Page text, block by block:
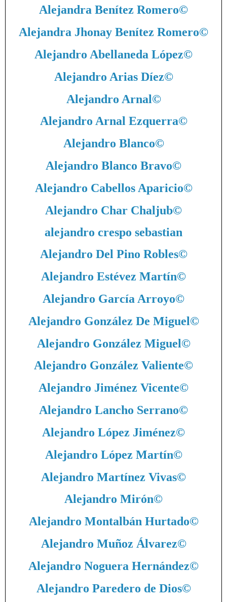
Alejandra Benítez Romero©
Alejandra Jhonay Benítez Romero©
Alejandro Abellaneda López©
Alejandro Arias Díez©
Alejandro Arnal©
Alejandro Arnal Ezquerra©
Alejandro Blanco©
Alejandro Blanco Bravo©
Alejandro Cabellos Aparicio©
Alejandro Char Chaljub©
alejandro crespo sebastian
Alejandro Del Pino Robles©
Alejandro Estévez Martín©
Alejandro García Arroyo©
Alejandro González De Miguel©
Alejandro González Miguel©
Alejandro González Valiente©
Alejandro Jiménez Vicente©
Alejandro Lancho Serrano©
Alejandro López Jiménez©
Alejandro López Martín©
Alejandro Martínez Vivas©
Alejandro Mirón©
Alejandro Montalbán Hurtado©
Alejandro Muñoz Álvarez©
Alejandro Noguera Hernández©
Alejandro Paredero de Dios©